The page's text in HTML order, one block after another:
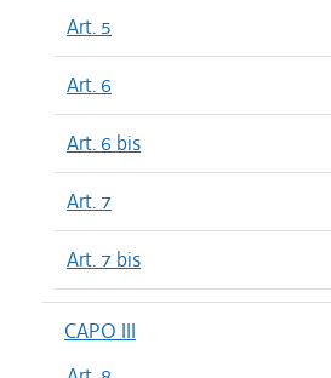
Art. 5
Art. 6
Art. 6 bis
Art. 7
Art. 7 bis
CAPO III